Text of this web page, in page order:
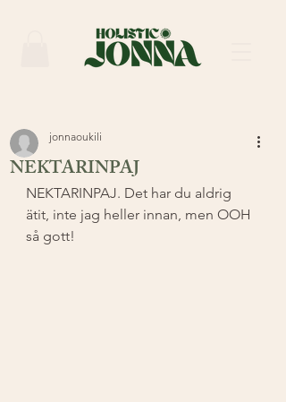
NEKTARINPAJ
jonnaoukili
NEKTARINPAJ. Det har du aldrig
ätit, inte jag heller innan, men OOH
så gott! ⁣